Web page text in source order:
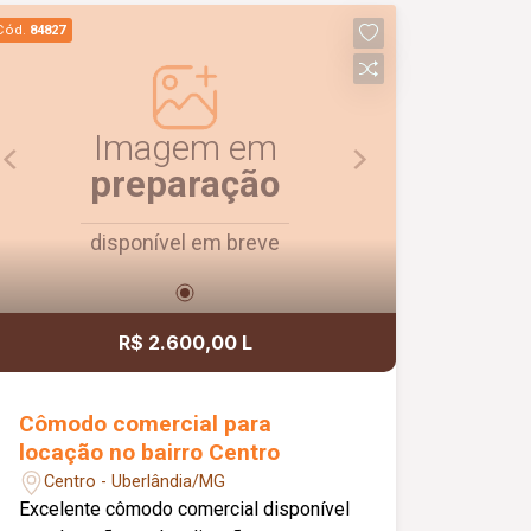
vaga de garagem com acesso pela rua
lateral. Uma excelente opção para quem
busca conforto, praticidade e uma ótima
localização. Agende uma visita e venha
84827
Imagem em
preparação
disponível em breve
R$ 2.600,00 L
Cômodo comercial para
locação no bairro Centro
Centro - Uberlândia/MG
Excelente cômodo comercial disponível